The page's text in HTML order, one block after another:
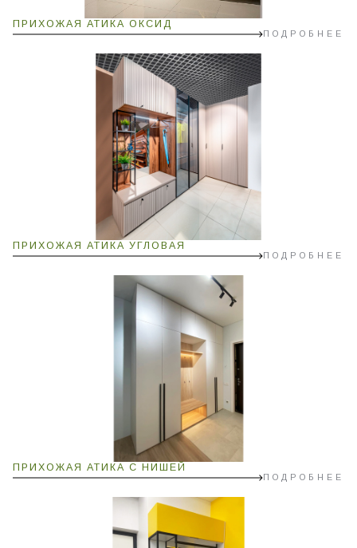
ПРИХОЖАЯ АТИКА ОКСИД
ПОДРОБНЕЕ
ПРИХОЖАЯ АТИКА УГЛОВАЯ
ПОДРОБНЕЕ
ПРИХОЖАЯ АТИКА С НИШЕЙ
ПОДРОБНЕЕ